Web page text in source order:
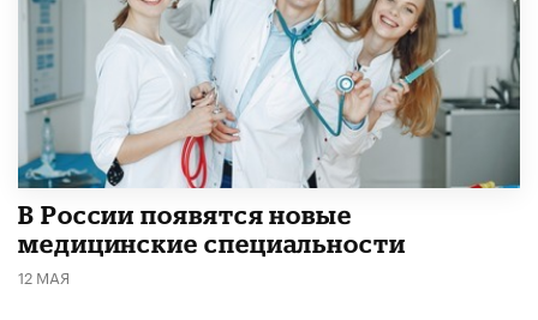
В России появятся новые
медицинские специальности
12 МАЯ